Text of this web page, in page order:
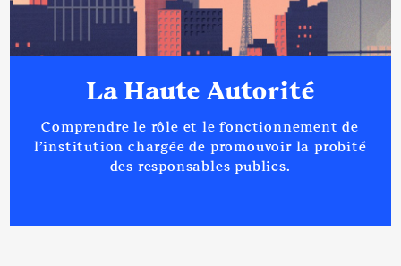
La Haute Autorité
Comprendre le rôle et le fonctionnement de
l’institution chargée de promouvoir la probité
des responsables publics.